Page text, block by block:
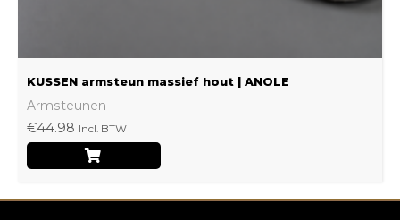
KUSSEN armsteun massief hout | ANOLE
Armsteunen
€44.98 Incl. BTW